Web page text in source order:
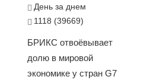
День за днем
1118 (39669)
БРИКС отвоёвывает
долю в мировой
экономике у стран G7